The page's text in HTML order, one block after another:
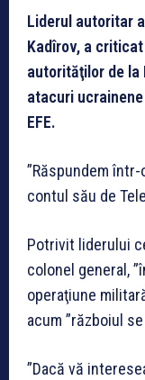
Liderul autoritar
Kadîrov, a criticat
autorităţilor de la
atacuri
EFE.
”Răspundem
contul său de
Potrivit liderului
colonel general,
operaţiune
acum ”războiul
”Dacă vă